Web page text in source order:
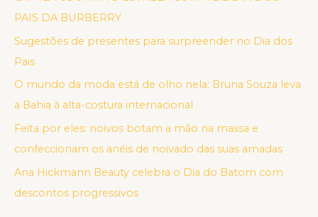
PAIS DA BURBERRY
Sugestões de presentes para surpreender no Dia dos
Pais
O mundo da moda está de olho nela: Bruna Souza leva
a Bahia à alta-costura internacional
Feita por eles: noivos botam a mão na massa e
confeccionam os anéis de noivado das suas amadas
Ana Hickmann Beauty celebra o Dia do Batom com
descontos progressivos